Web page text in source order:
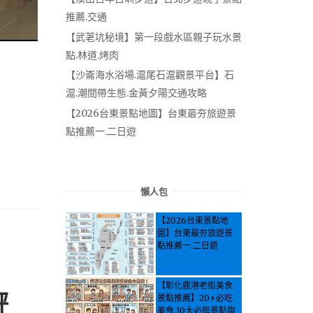
推薦.交通
【武荖坑秘境】第一段戲水區親子玩水景
點.林道.烤肉
【沙崙海水浴場.滬尾石滬觀景平台】石
滬.潮間帶生態.金黃夕陽交通攻略
【2026台東景點地圖】台東最夯旅遊景
點推薦一.二日遊
懶人包
【2026台東景點地
圖】台東最夯旅遊景
點推薦一.二日遊
【彰化鹿港老街美食.
景點推薦】20+必吃
美食.10大必逛景點與